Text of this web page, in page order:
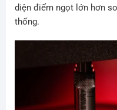
diện điểm ngọt lớn hơn
thống.